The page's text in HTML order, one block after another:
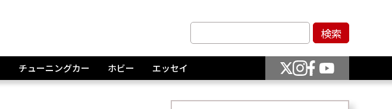
チューニングカー ホビー エッセイ